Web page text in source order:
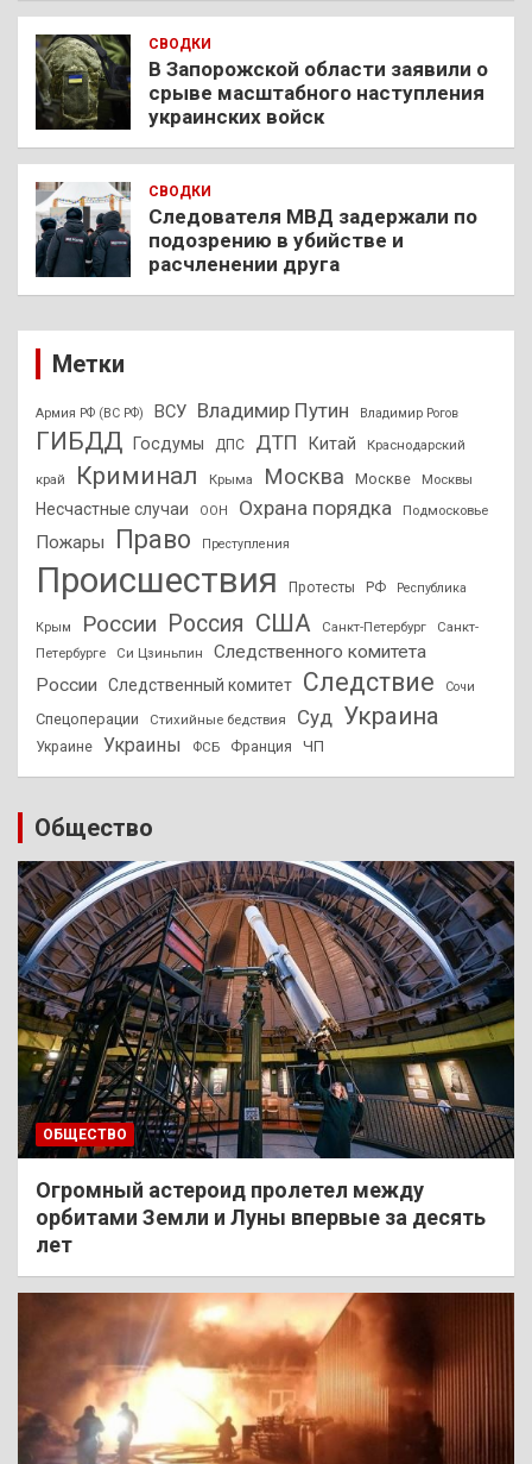
СВОДКИ
В Запорожской области заявили о
срыве масштабного наступления
украинских войск
СВОДКИ
Следователя МВД задержали по
подозрению в убийстве и
расчленении друга
Метки
Армия РФ (ВС РФ) ВСУ Владимир Путин Владимир Рогов
ГИБДД Госдумы ДПС ДТП Китай Краснодарский
край Криминал Крыма Москва Москве Москвы
Несчастные случаи ООН Охрана порядка Подмосковье
Пожары Право Преступления
Происшествия Протесты РФ Республика
Крым России Россия США Санкт-Петербург
Санкт-
Петербурге
Си Цзиньпин
Следственного комитета
России
Следственный комитет Следствие Сочи
Спецоперации Стихийные бедствия Суд Украина
Украине Украины ФСБ Франция ЧП
Общество
ОБЩЕСТВО
Огромный астероид пролетел между
орбитами Земли и Луны впервые за десять
лет